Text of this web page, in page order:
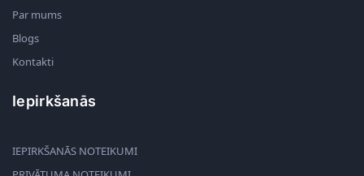
Par mums
Blogs
Kontakti
Iepirkšanās
IEPIRKŠANĀS NOTEIKUMI